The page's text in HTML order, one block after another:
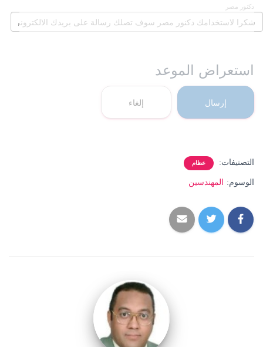
دكنور مصر
استعراض الموعد
إرسال إلغاء
التصنيفات: عظام
الوسوم: المهندسين